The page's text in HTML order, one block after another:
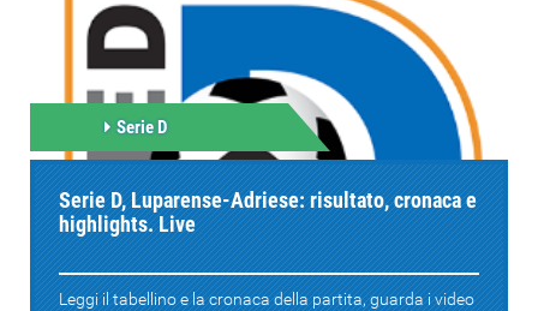
Serie D
Serie D, Luparense-Adriese: risultato, cronaca e
highlights. Live
Leggi il tabellino e la cronaca della partita, guarda i video